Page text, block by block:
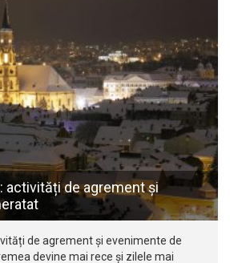
activități de agrement și
de agrement și evenimente de
devine mai rece și zilele mai